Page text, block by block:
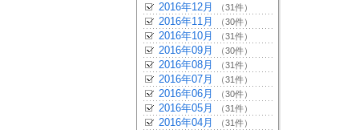
2016年12月 （31件）
2016年11月 （30件）
2016年10月 （31件）
2016年09月 （30件）
2016年08月 （31件）
2016年07月 （31件）
2016年06月 （30件）
2016年05月 （31件）
2016年04月 （31件）